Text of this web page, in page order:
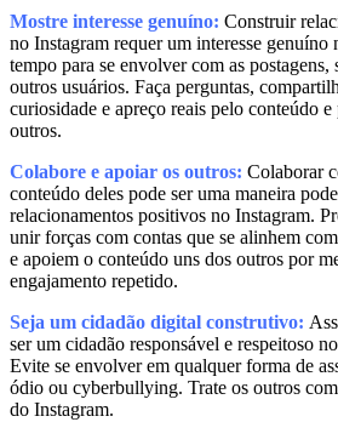
Mostre interesse genuíno: Construir
no Instagram requer um interesse genuíno
tempo para se envolver com as postagens,
outros usuários. Faça perguntas,
curiosidade e apreço reais pelo conteúdo e
outros.
Colabore e apoiar os outros: Colaborar
conteúdo deles pode ser uma maneira
relacionamentos positivos no Instagram.
unir forças com contas que se alinhem
e apoiem o conteúdo uns dos outros por
engajamento repetido.
Seja um cidadão digital construtivo:
ser um cidadão responsável e respeitoso
Evite se envolver em qualquer forma de
ódio ou cyberbullying. Trate os outros
do Instagram.